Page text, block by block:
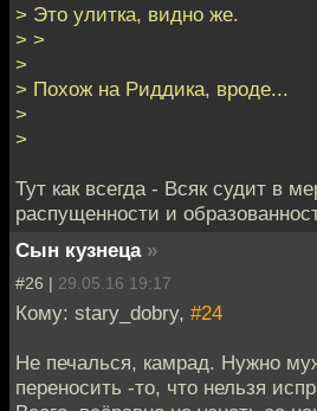
> Это улитка, видно же.
> >
>
> Похож на Риддика, вроде...
>
>
Тут как всегда - Всяк судит в
распущенности и
Сын кузнеца »
#26 | 29.05.16 19:17
Кому: stary_dobry, #24
Не печалься, камрад. Нужно
переносить -то, что нельзя